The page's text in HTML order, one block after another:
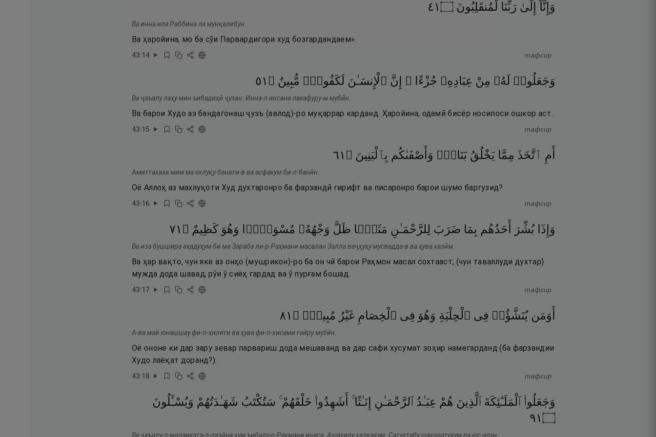
وَإِنَّآ إِلَىٰ رَبِّنَا لَمُنقَلِبُونَ ۝١٤
Ва инна ила Раббина ла мунқалибун.
Ва ҳаройина, мо ба сӯи Парвардигори худ бозгардандаем».
43:14 тафсир
وَجَعَلُوا۟ لَهُۥ مِنْ عِبَادِهِۦ جُزْءًا ۚ إِنَّ ٱلْإِنسَـٰنَ لَكَفُورٌۭ مُّبِينٌ ۝ ١٥
Ва ҷаъалу лаҳу мин ъибадиҳӣ ҷузан. Инна-л инсана лакафуру-м мубӣн.
Ва барои Худо аз бандагонаш ҷузъ (авлод)-ро муқаррар карданд. Ҳаройина, одамӣ бисёр носипоси ошкор аст.
43:15 тафсир
أَمِ ٱتَّخَذَ مِمَّا يَخْلُقُ بَنَاتٍۢ وَأَصْفَىٰكُم بِٱلْبَنِينَ ۝ ١٦
Амиттахаза мим ма яхлуқу банати-в ва асфакум би-л-банӣн.
Оё Аллоҳ аз махлуқоти Худ духтаронро ба фарзандӣ гирифт ва писаронро барои шумо баргузид?
43:16 тафсир
وَإِذَا بُشِّرَ أَحَدُهُم بِمَا ضَرَبَ لِلرَّحْمَـٰنِ مَثَلًۭا ظَلَّ وَجْهُهُۥ مُسْوَدًّۭا وَهُوَ كَظِيمٌ ۝ ١٧
Ва иза бушшира аҳадуҳум би ма Зараба ли-р-Раҳмани масалан Залла ваҷҳуҳу мусвадда-в ва ҳува казӣм.
Ва ҳар вақто, чун яке аз онҳо (мушрикон)-ро ба он чӣ барои Раҳмон масал сохтааст, (чун таваллуди духтар)
мужда дода шавад, рӯи ӯ сиёҳ гардад ва ӯ пурғам бошад.
43:17 тафсир
أَوَمَن يُنَشَّؤُا۟ فِى ٱلْحِلْيَةِ وَهُوَ فِى ٱلْخِصَامِ غَيْرُ مُبِينٍۢ ۝ ١٨
А-ва май юнашшау фи-л-ҳиляти ва ҳува фи-л-хисами ғайру мубӣн.
Оё ононе ки дар зару зевар парвариш дода мешаванд ва дар сафи хусумат зоҳир намегарданд (ба фарзандии
Худо лаёқат доранд?).
43:18 тафсир
وَجَعَلُوا۟ ٱلْمَلَـٰٓئِكَةَ ٱلَّذِينَ هُمْ عِبَـٰدُ ٱلرَّحْمَـٰنِ إِنَـٰثًا ۚ أَشَهِدُوا۟ خَلْقَهُمْ ۚ سَتُكْتَبُ شَهَـٰدَتُهُمْ وَيُسْـَٔلُونَ
۝١٩
Ва ҷаъалу-л-малаиката-л-лазӣна ҳум ъибаду-р-Раҳмани инаса. Ашаҳиду халқаҳум. Сатуктабу шаҳадатуҳум ва юс-алун.